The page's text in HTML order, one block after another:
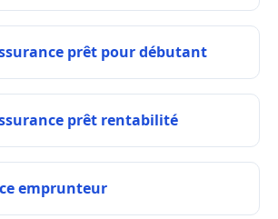
prêt pour débutant
prêt rentabilité
emprunteur